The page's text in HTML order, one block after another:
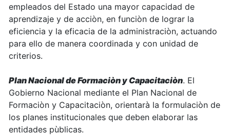
empleados del Estado una mayor capacidad de
aprendizaje y de acciòn, en funciòn de lograr la
eficiencia y la eficacia de la administraciòn, actuando
para ello de manera coordinada y con unidad de
criterios.
Plan Nacional de Formaciòn y Capacitaciòn. El
Gobierno Nacional mediante el Plan Nacional de
Formaciòn y Capacitaciòn, orientarà la formulaciòn de
los planes institucionales que deben elaborar las
entidades pùblicas.